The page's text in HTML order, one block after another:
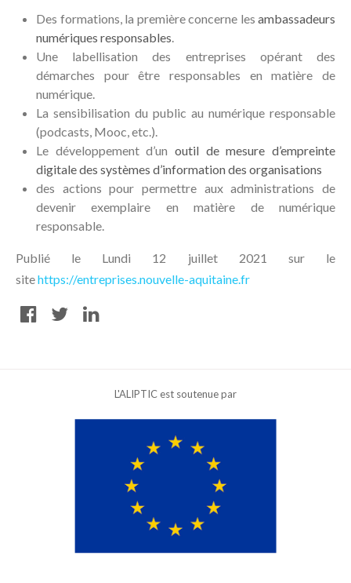
Des formations, la première concerne les ambassadeurs
numériques responsables
Une labellisation des entreprises opérant des
démarches pour être responsables en matière de
numérique.
La sensibilisation du public au numérique responsable
(podcasts, Mooc, etc.).
Le développement d’un outil de mesure d’empreinte
digitale des systèmes d’information des organisations
des actions pour permettre aux administrations de
devenir exemplaire en matière de numérique
responsable.
Publié le Lundi 12 juillet 2021 sur le
sitehttps://entreprises.nouvelle-aquitaine.fr
L'ALIPTIC est soutenue par